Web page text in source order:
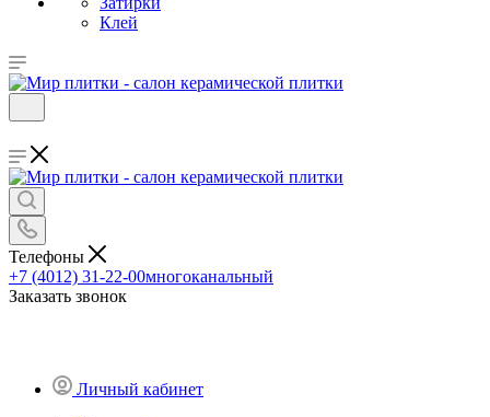
Клей
Телефоны
+7 (4012) 31-22-00многоканальный
Заказать звонок
Личный кабинет